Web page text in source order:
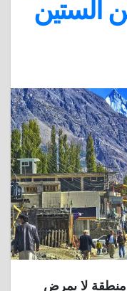
الستين
منطقة لا يمرض